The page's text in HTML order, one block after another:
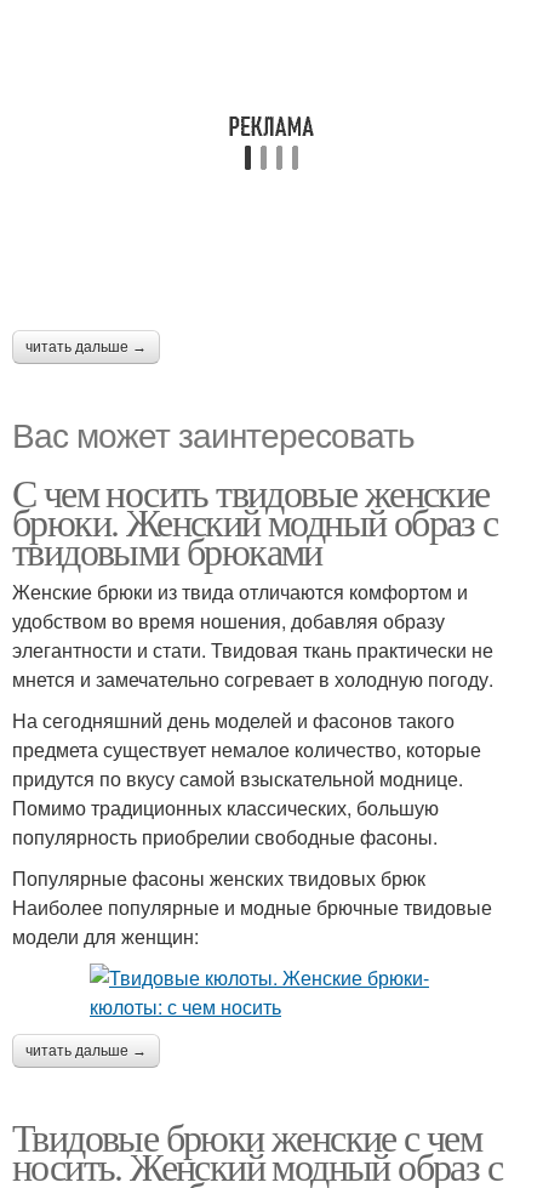
читать дальше →
Вас может заинтересовать
С чем носить твидовые женские
брюки. Женский модный образ с
твидовыми брюками
Женские брюки из твида отличаются комфортом и
удобством во время ношения, добавляя образу
элегантности и стати. Твидовая ткань практически не
мнется и замечательно согревает в холодную погоду.
На сегодняшний день моделей и фасонов такого
предмета существует немалое количество, которые
придутся по вкусу самой взыскательной моднице.
Помимо традиционных классических, большую
популярность приобрелии свободные фасоны.
Популярные фасоны женских твидовых брюк
Наиболее популярные и модные брючные твидовые
модели для женщин:
читать дальше →
Твидовые брюки женские с чем
носить. Женский модный образ с